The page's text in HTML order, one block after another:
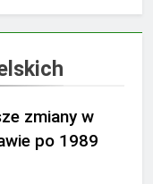
zmiany w
po 1989